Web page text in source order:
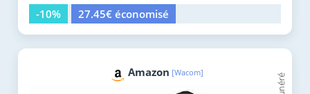
-10%
27.45€ économisé
Amazon [Wacom]